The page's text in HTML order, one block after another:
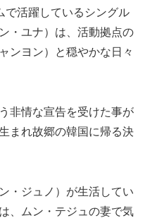
で活躍しているシングル
・ユナ）は、活動拠点の
ンヨン）と穏やかな日々
非情な宣告を受けた事が
まれ故郷の韓国に帰る決
・ジュノ）が生活してい
、ムン・テジュの妻で気